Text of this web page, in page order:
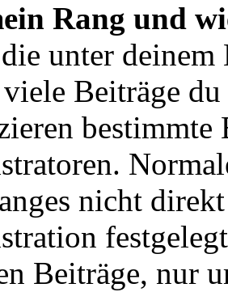
Rang und
unter deinem
Beiträge
bestimmte
nicht
Beiträge, nur